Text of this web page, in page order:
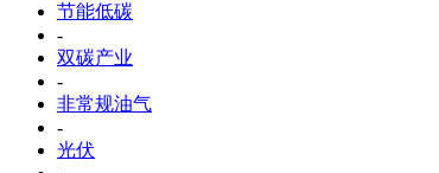
节能低碳
-
双碳产业
-
非常规油气
-
光伏